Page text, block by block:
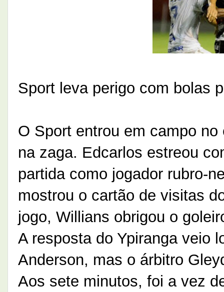
Sport leva perigo com bolas
O Sport entrou em campo
na zaga. Edcarlos estreou
partida como jogador rubro-
mostrou o cartão de visitas
jogo, Willians obrigou o
A resposta do Ypiranga veio
Anderson, mas o árbitro
Aos sete minutos, foi a vez